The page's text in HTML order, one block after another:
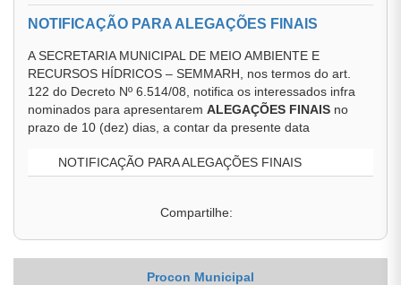
NOTIFICAÇÃO PARA ALEGAÇÕES FINAIS
A SECRETARIA MUNICIPAL DE MEIO AMBIENTE E
RECURSOS HÍDRICOS – SEMMARH, nos termos do art.
122 do Decreto Nº 6.514/08, notifica os interessados infra
nominados para apresentarem ALEGAÇÕES FINAIS no
prazo de 10 (dez) dias, a contar da presente data
NOTIFICAÇÃO PARA ALEGAÇÕES FINAIS
Compartilhe:
Procon Municipal